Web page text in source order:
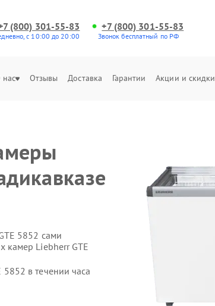
(800) 301-55-83
с 10:00 до 20:00
+7 (800) 301-55-83
Звонок бесплатный по РФ
Отзывы Доставка Гарантии Акции и скидки
5852 сами
камер Liebherr GTE
в течении часа